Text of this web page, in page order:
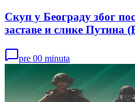
Скуп у Београду због
заставе и слике
pre 00 minuta